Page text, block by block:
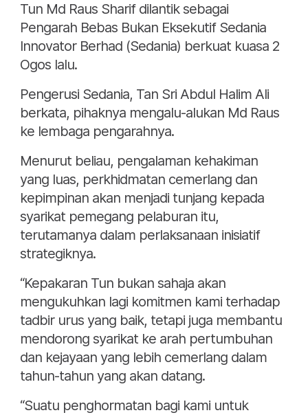
Tun Md Raus Sharif dilantik sebagai
Pengarah Bebas Bukan Eksekutif Sedania
Innovator Berhad (Sedania) berkuat kuasa 2
Ogos lalu.
Pengerusi Sedania, Tan Sri Abdul Halim Ali
berkata, pihaknya mengalu-alukan Md Raus
ke lembaga pengarahnya.
Menurut beliau, pengalaman kehakiman
yang luas, perkhidmatan cemerlang dan
kepimpinan akan menjadi tunjang kepada
syarikat pemegang pelaburan itu,
terutamanya dalam perlaksanaan inisiatif
strategiknya.
“Kepakaran Tun bukan sahaja akan
mengukuhkan lagi komitmen kami terhadap
tadbir urus yang baik, tetapi juga membantu
mendorong syarikat ke arah pertumbuhan
dan kejayaan yang lebih cemerlang dalam
tahun-tahun yang akan datang.
“Suatu penghormatan bagi kami untuk